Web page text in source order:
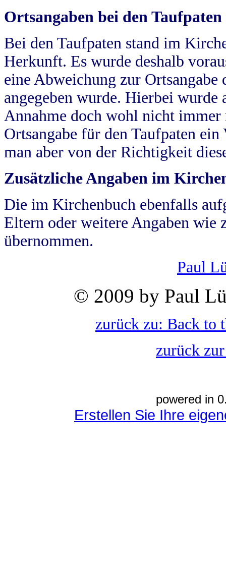
Ortsangaben bei den Taufpaten
Bei den Taufpaten stand im
Herkunft. Es wurde deshalb
eine Abweichung zur
angegeben wurde. Hierbei wurde
Annahme doch wohl nicht
Ortsangabe für den Taufpaten
man aber von der Richtigkeit
Zusätzliche Angaben im
Die im Kirchenbuch ebenfalls
Eltern oder weitere Angaben wie
übernommen.
Paul
© 2009 by Paul
zurück zu: Back to
zurück
powered in
Erstellen Sie Ihre